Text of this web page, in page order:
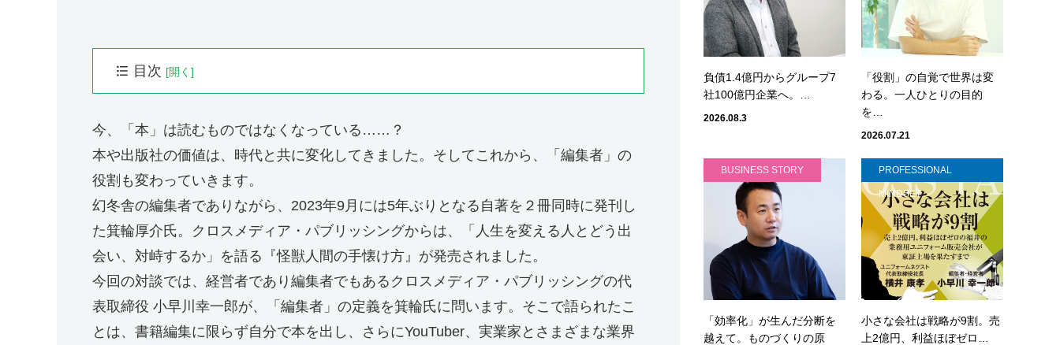
目次
プロフィール
小早川幸一郎（こばやかわ・こういちろう）
優秀な人は出版業界からスタートアップへ
経営者が求める編集者の視点
「編集」と「デザイン」の共通点
本は「読むもの」ではなくなっている
これからの時代に必要な「対人力」
ビジネス・ブック・アカデミー：Youtube
箕輪厚介さんの書籍
今、「本」は読むものではなくなっている……？
本や出版社の価値は、時代と共に変化してきました。そしてこれから、「編集者」の
役割も変わっていきます。
幻冬舎の編集者でありながら、2023年9月には5年ぶりとなる自著を２冊同時に発刊し
た箕輪厚介氏。クロスメディア・パブリッシングからは、「人生を変える人とどう出
会い、対峙するか」を語る『怪獣人間の手懐け方』が発売されました。
今回の対談では、経営者であり編集者でもあるクロスメディア・パブリッシングの代
表取締役 小早川幸一郎が、「編集者」の定義を箕輪氏に問います。そこで語られたこ
とは、書籍編集に限らず自分で本を出し、さらにYouTuber、実業家とさまざまな業界
負債1.4億円からグループ7
社100億円企業へ。…
2026.08.3
「役割」の自覚で世界は変
わる。一人ひとりの目的
を…
2026.07.21
BUSINESS STORY
「効率化」が生んだ分断を
越えて。ものづくりの原
PROFESSIONAL
MINDSET
小さな会社は戦略が9割。売
上2億円、利益ほぼゼロ…